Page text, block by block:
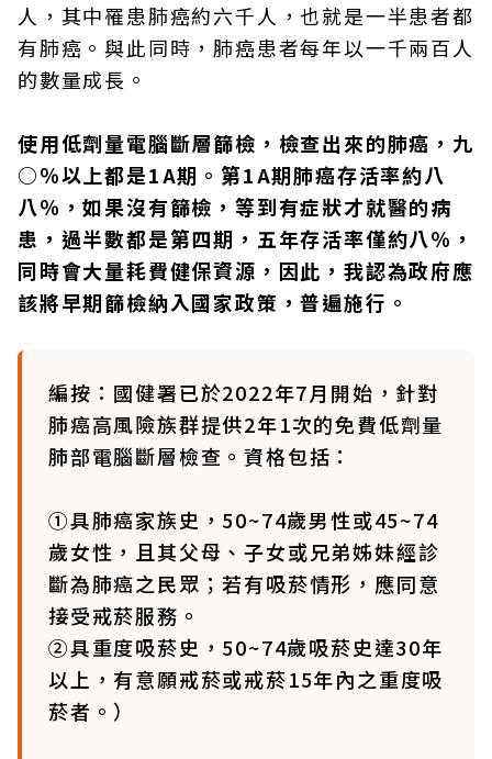
人，其中罹患肺癌約六千人，也就是一半患者都
有肺癌。與此同時，肺癌患者每年以一千兩百人
的數量成長。
使用低劑量電腦斷層篩檢，檢查出來的肺癌，九
○％以上都是1A期。第1A期肺癌存活率約八
八％，如果沒有篩檢，等到有症狀才就醫的病
患，過半數都是第四期，五年存活率僅約八％，
同時會大量耗費健保資源，因此，我認為政府應
該將早期篩檢納入國家政策，普遍施行。
編按：國健署已於2022年7月開始，針對
肺癌高風險族群提供2年1次的免費低劑量
肺部電腦斷層檢查。資格包括：
①具肺癌家族史，50~74歲男性或45~74
歲女性，且其父母、子女或兄弟姊妹經診
斷為肺癌之民眾；若有吸菸情形，應同意
接受戒菸服務。
②具重度吸菸史，50~74歲吸菸史達30年
以上，有意願戒菸或戒菸15年內之重度吸
菸者。）